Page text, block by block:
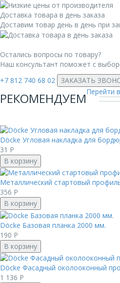
Доставка товара в день заказа
Доставим товар день в день при
Остались вопросы по товару?
Наш консультант поможет с
+7 812 740 68 02
ЗАКАЗАТЬ
РЕКОМЕНДУЕМПерейти
Döcke Угловая накладка для
31 Р
В корзину
Металлический стартовый
356 Р
В корзину
Döcke Базовая планка 2000 мм.
190 Р
В корзину
Döcke Фасадный околооконный
1 136 Р